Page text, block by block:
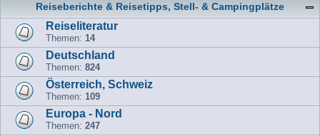
Reiseberichte & Reisetipps, Stell- & Campingplätze
Reiseliteratur
Themen: 14
Deutschland
Themen: 824
Österreich, Schweiz
Themen: 109
Europa - Nord
Themen: 247